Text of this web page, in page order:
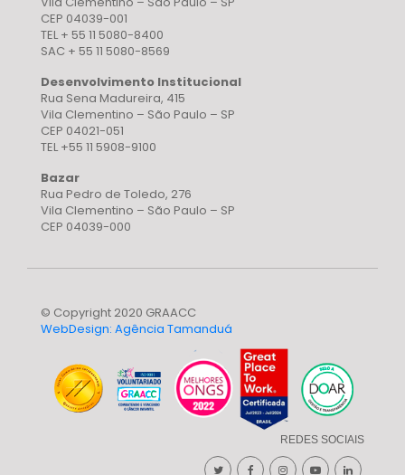
CEP 04039-001
TEL + 55 11 5080-8400
SAC + 55 11 5080-8569
Desenvolvimento Institucional
Rua Sena Madureira, 415
Vila Clementino – São Paulo – SP
CEP 04021-051
TEL +55 11 5908-9100
Bazar
Rua Pedro de Toledo, 276
Vila Clementino – São Paulo – SP
CEP 04039-000
© Copyright 2020 GRAACC
WebDesign: Agência Tamanduá
REDES SOCIAIS